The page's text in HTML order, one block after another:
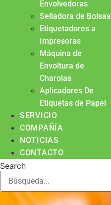
Envolvedoras
Selladora de Bolsas
Etiquetadores a
Impresoras
Máquina de
Envoltura de
Charolas
Aplicadores De
Etiquetas de Papel
SERVICIO
COMPAÑÍA
NOTICIAS
CONTACTO
Search